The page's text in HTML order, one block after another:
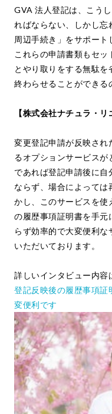
GVA 法人登記は、こう
ればならない、しかし忘
周辺手続き」をサポート
これらの申請書類もセ
とやり取りをする無駄
終わらせることができる
【株式会社ナチュラ・リ
変更登記申請が反映され
るオプションサービス
であれば登記申請後に
ならず、場合によっては
かし、このサービスを使
の履歴事項証明書を手元
らず効率的で大変便利
いただいております。
詳しいインタビュー内容
登記反映後の履歴事項証
変便利です